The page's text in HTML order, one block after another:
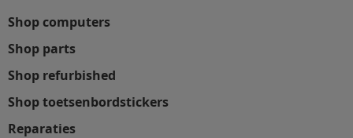
Shop computers
Shop parts
Shop refurbished
Shop toetsenbordstickers
Reparaties